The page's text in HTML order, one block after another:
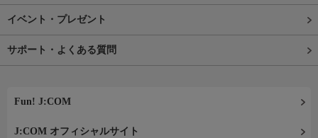
イベント・プレゼント
サポート・よくある質問
Fun! J:COM
J:COM オフィシャルサイト